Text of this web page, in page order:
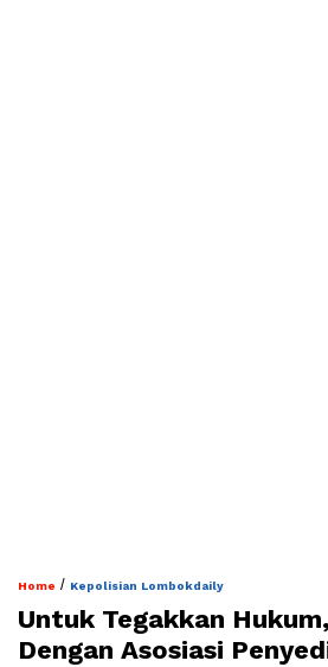
Home / Kepolisian Lombokdaily
Untuk Tegakkan
Dengan Asosiasi